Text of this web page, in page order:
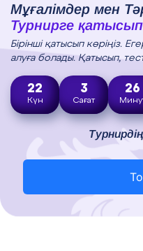
Мұғалімдер мен
Турнирге қатысып
Бірінші қатысып көріңіз.
алуға болады. Қатысып,
22
Күн
3
Сағат
26